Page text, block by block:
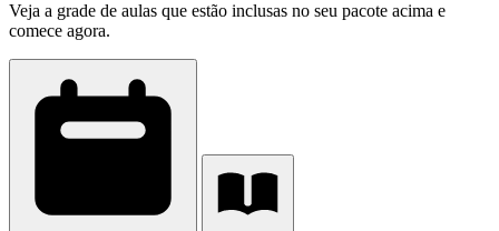
Veja a grade de aulas que estão inclusas no seu pacote acima e
comece agora.